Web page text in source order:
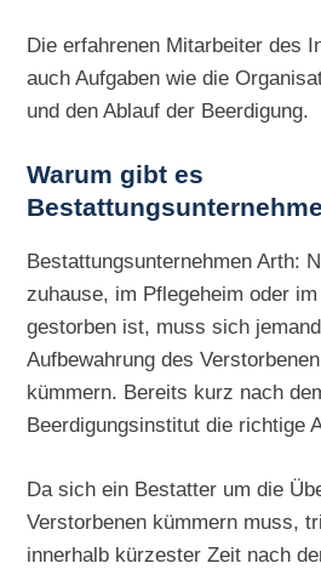
Die erfahrenen Mitarbeiter des
auch Aufgaben wie die
und den Ablauf der Beerdigung.
Warum gibt es
Bestattungsunternehmen Arth:
zuhause, im Pflegeheim oder
gestorben ist, muss sich
Aufbewahrung des
kümmern. Bereits kurz nach
Beerdigungsinstitut die richtige
Da sich ein Bestatter um die
Verstorbenen kümmern muss,
innerhalb kürzester Zeit nach